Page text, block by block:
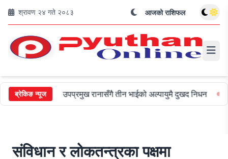
श्रावण २४ गते २०८३ आजको राशिफल
ब्रेकिङ न्यूज
उपप्रमुख रानासँगै तीन भाईको अल्पायुमै दुखद निधन ओली र
संविधान र लोकतन्त्रका पक्षमा